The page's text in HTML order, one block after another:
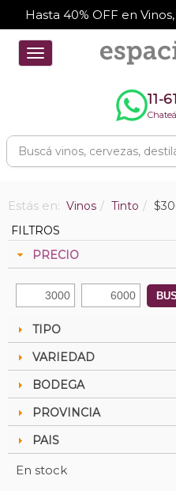
Hasta 40% OFF en
Toggle
navigation
11-
Estás en: Vinos Tinto
FILTROS
PRECIO
TIPO
VARIEDAD
BODEGA
PROVINCIA
PAIS
En stock